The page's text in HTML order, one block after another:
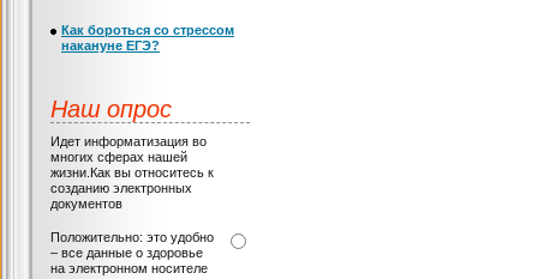
Как бороться со стрессом
накануне ЕГЭ?
Наш опрос
Идет информатизация во
многих сферах нашей
жизни.Как вы относитесь к
созданию электронных
документов
Положительно: это удобно
– все данные о здоровье
на электронном носителе